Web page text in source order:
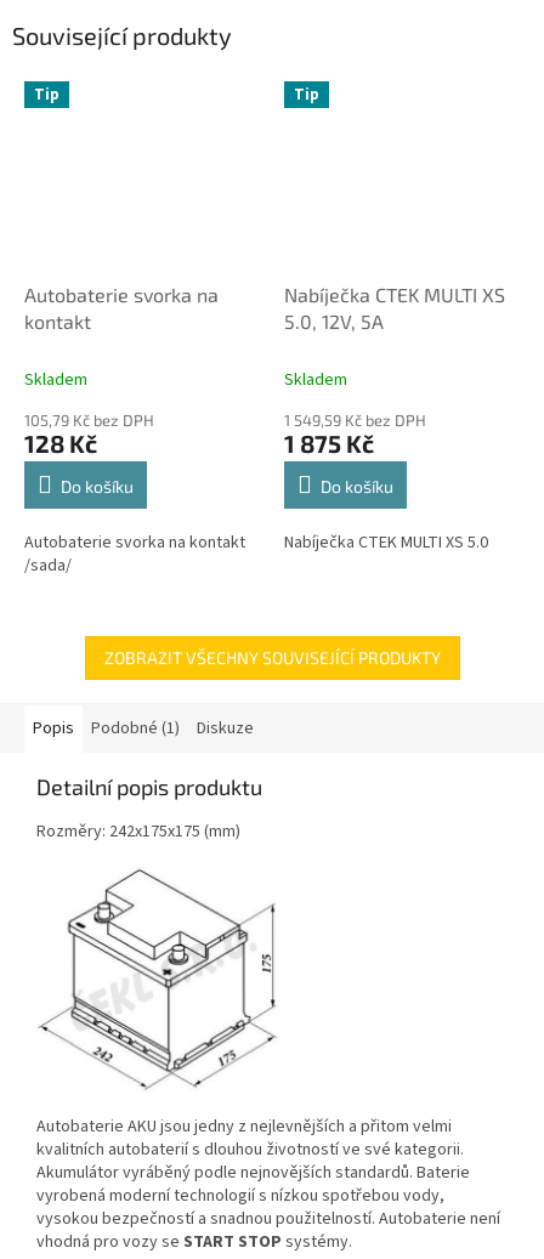
Související produkty
Tip
Autobaterie svorka na
kontakt
Skladem
105,79 Kč bez DPH
128 Kč
Do košíku
Autobaterie svorka na kontakt
/sada/
Tip
Nabíječka CTEK MULTI XS
5.0, 12V, 5A
Skladem
1 549,59 Kč bez DPH
1 875 Kč
Do košíku
Nabíječka CTEK MULTI XS 5.0
ZOBRAZIT VŠECHNY SOUVISEJÍCÍ PRODUKTY
Popis Podobné (1) Diskuze
Detailní popis produktu
Rozměry: 242x175x175 (mm)
Autobaterie AKU jsou jedny z nejlevnějších a přitom velmi
kvalitních autobaterií s dlouhou životností ve své kategorii.
Akumulátor vyráběný podle nejnovějších standardů. Baterie
vyrobená moderní technologií s nízkou spotřebou vody,
vysokou bezpečností a snadnou použitelností. Autobaterie není
vhodná pro vozy se START STOP systémy.